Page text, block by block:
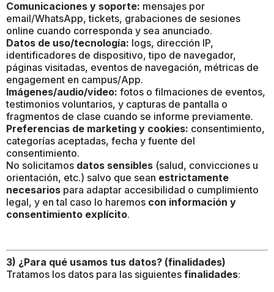
Comunicaciones y soporte: mensajes por
email/WhatsApp, tickets, grabaciones de sesiones
online cuando corresponda y sea anunciado.
Datos de uso/tecnología: logs, dirección IP,
identificadores de dispositivo, tipo de navegador,
páginas visitadas, eventos de navegación, métricas de
engagement en campus/App.
Imágenes/audio/video: fotos o filmaciones de eventos,
testimonios voluntarios, y capturas de pantalla o
fragmentos de clase cuando se informe previamente.
Preferencias de marketing y cookies: consentimiento,
categorías aceptadas, fecha y fuente del
consentimiento.
No solicitamos datos sensibles (salud, convicciones u
orientación, etc.) salvo que sean estrictamente
necesarios para adaptar accesibilidad o cumplimiento
legal, y en tal caso lo haremos con información y
consentimiento explícito.
3) ¿Para qué usamos tus datos? (finalidades)
Tratamos los datos para las siguientes finalidades: